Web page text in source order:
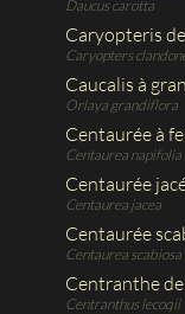
Daucus carotta
Caryopteris
Caryopters
Caucalis à
Orlaya grandiflora
Centaurée à
Centaurea napifolia
Centaurée
Centaurea jacea
Centaurée
Centaurea scabiosa
Centranthe
Centranthus lecoqii